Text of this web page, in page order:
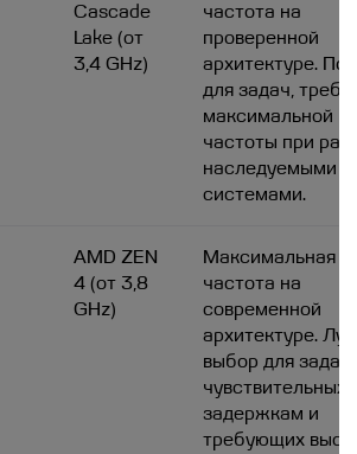
Cascade
Lake (от
3,4 GHz)
частота на
проверенной
архитектуре.
для задач,
максимальной
частоты при
наследуемыми
системами.
AMD ZEN
4 (от 3,8
GHz)
Максимальная
частота на
современной
архитектуре.
выбор для задач,
чувствительных
задержкам и
требующих